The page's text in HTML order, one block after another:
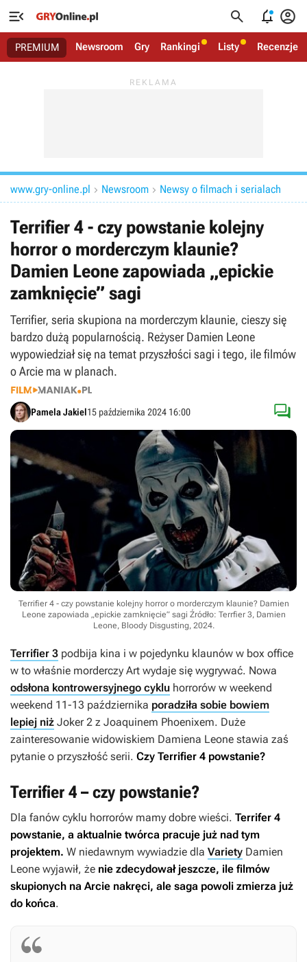
   
PREMIUM Newsroom Gry Rankingi Listy Recenzje
www.gry-online.pl  Newsroom  Newsy o filmach i serialach
Terrifier 4 - czy powstanie kolejny
horror o morderczym klaunie?
Damien Leone zapowiada „epickie
zamknięcie” sagi
Terrifier, seria skupiona na morderczym klaunie, cieszy się
bardzo dużą popularnością. Reżyser Damien Leone
wypowiedział się na temat przyszłości sagi i tego, ile filmów
o Arcie ma w planach.
Pamela Jakiel15 października 2024 16:00 
Terrifier 4 - czy powstanie kolejny horror o morderczym klaunie? Damien
Leone zapowiada „epickie zamknięcie” sagi Źródło: Terrfier 3, Damien
Leone, Bloody Disgusting, 2024.
Terrifier 3 podbija kina i w pojedynku klaunów w box office
w to właśnie morderczy Art wydaje się wygrywać. Nowa
odsłona kontrowersyjnego cyklu horrorów w weekend
weekend 11-13 października poradziła sobie bowiem
lepiej niż Joker 2 z Joaquinem Phoenixem. Duże
zainteresowanie widowiskiem Damiena Leone stawia zaś
pytanie o przyszłość serii. Czy Terrifier 4 powstanie?
Terrifier 4 – czy powstanie?
Dla fanów cyklu horrorów mamy dobre wieści. Terrifer 4
powstanie, a aktualnie twórca pracuje już nad tym
projektem. W niedawnym wywiadzie dla Variety Damien
Leone wyjawił, że nie zdecydował jeszcze, ile filmów
skupionych na Arcie nakręci, ale saga powoli zmierza już
do końca.